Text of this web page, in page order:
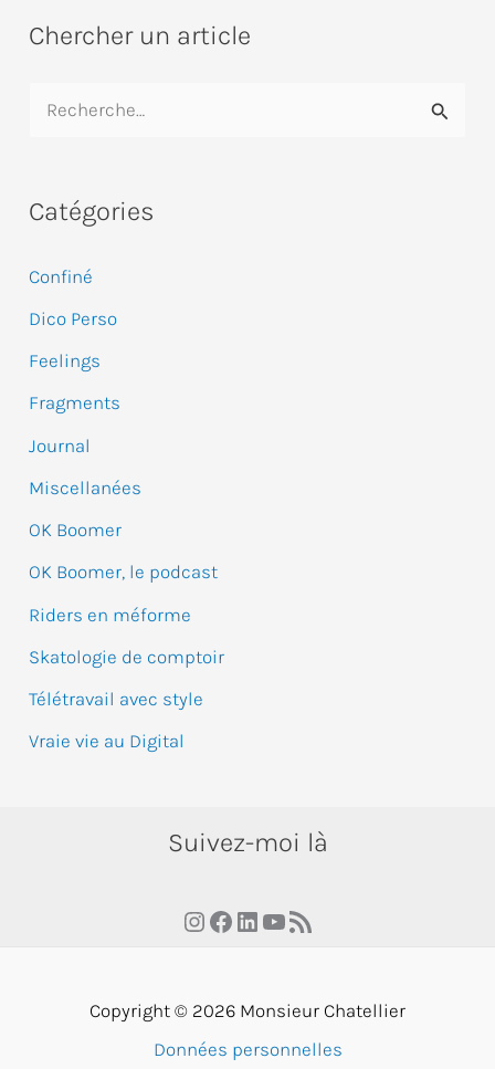
Chercher un article
h
r
c
h
e
r
Catégories
Confiné
Dico Perso
Feelings
Fragments
Journal
Miscellanées
OK Boomer
OK Boomer, le podcast
Riders en méforme
Skatologie de comptoir
Télétravail avec style
Vraie vie au Digital
Suivez-moi là
Instagram
Facebook
LinkedIn
YouTube
RSS Feed
Copyright © 2026 Monsieur Chatellier
Données personnelles